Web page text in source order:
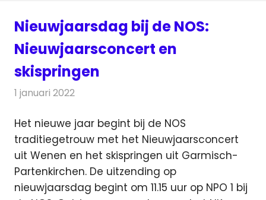
Nieuwjaarsdag bij de NOS:
Nieuwjaarsconcert en
skispringen
1 januari 2022
Het nieuwe jaar begint bij de NOS
traditiegetrouw met het Nieuwjaarsconcert
uit Wenen en het skispringen uit Garmisch-
Partenkirchen. De uitzending op
nieuwjaarsdag begint om 11.15 uur op NPO 1 bij